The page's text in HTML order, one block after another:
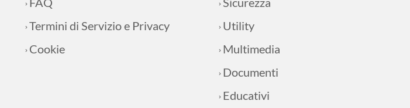
Termini di Servizio e Privacy
Cookie
Utility
Multimedia
Documenti
Educativi